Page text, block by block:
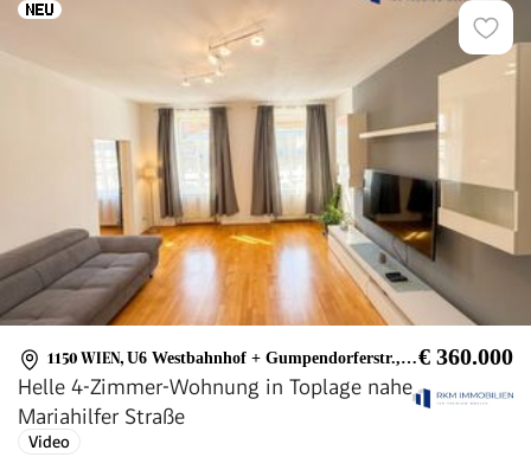
1150 WIEN, U6 Westbahnhof + Gumpendorferstr., Mariahilfer Str. € 360.000
Helle 4-Zimmer-Wohnung in Toplage nahe
Mariahilfer Straße
Video